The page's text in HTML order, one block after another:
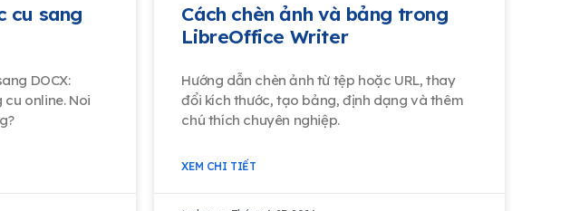
cu sang
DOCX:
online. Noi
Cách chèn ảnh và bảng trong
LibreOffice Writer
Hướng dẫn chèn ảnh từ tệp hoặc URL, thay
đổi kích thước, tạo bảng, định dạng và thêm
chú thích chuyên nghiệp.
XEM CHI TIẾT